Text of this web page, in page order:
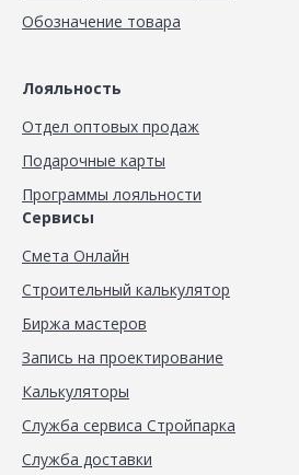
Обозначение товара
Лояльность
Отдел оптовых продаж
Подарочные карты
Программы лояльности
Сервисы
Смета Онлайн
Строительный калькулятор
Биржа мастеров
Запись на проектирование
Калькуляторы
Служба сервиса Стройпарка
Служба доставки